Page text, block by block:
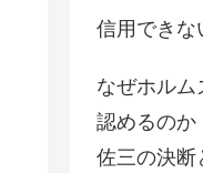
信用できな
なぜホルム
認めるのか
佐三の決断